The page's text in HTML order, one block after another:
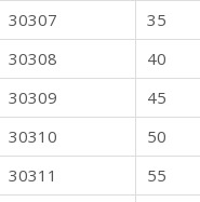
30307
35
30308
40
30309
45
30310
50
30311
55